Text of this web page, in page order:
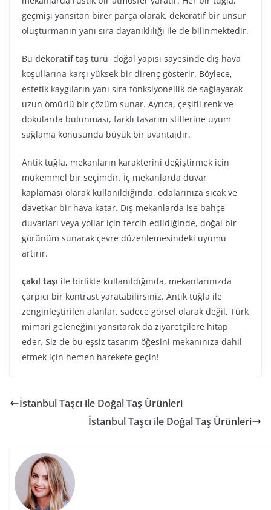
geçmişi yansıtan birer parça olarak, dekoratif bir unsur
oluşturmanın yanı sıra dayanıklılığı ile de bilinmektedir.
Bu dekoratif taş türü, doğal yapısı sayesinde dış hava
koşullarına karşı yüksek bir direnç gösterir. Böylece,
estetik kaygıların yanı sıra fonksiyonellik de sağlayarak
uzun ömürlü bir çözüm sunar. Ayrıca, çeşitli renk ve
dokularda bulunması, farklı tasarım stillerine uyum
sağlama konusunda büyük bir avantajdır.
Antik tuğla, mekanların karakterini değiştirmek için
mükemmel bir seçimdir. İç mekanlarda duvar
kaplaması olarak kullanıldığında, odalarınıza sıcak ve
davetkar bir hava katar. Dış mekanlarda ise bahçe
duvarları veya yollar için tercih edildiğinde, doğal bir
görünüm sunarak çevre düzenlemesindeki uyumu
artırır.
çakıl taşı ile birlikte kullanıldığında, mekanlarınızda
çarpıcı bir kontrast yaratabilirsiniz. Antik tuğla ile
zenginleştirilen alanlar, sadece görsel olarak değil, Türk
mimari geleneğini yansıtarak da ziyaretçilere hitap
eder. Siz de bu eşsiz tasarım öğesini mekanınıza dahil
etmek için hemen harekete geçin!
İstanbul Taşcı ile Doğal Taş Ürünleri
İstanbul Taşcı ile Doğal Taş Ürünleri